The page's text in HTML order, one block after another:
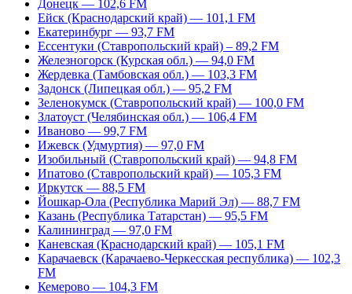
Донецк — 102,6 FM
Ейск (Краснодарский край) — 101,1 FM
Екатеринбург — 93,7 FM
Ессентуки (Ставропольский край) – 89,2 FM
Железногорск (Курская обл.) — 94,0 FM
Жердевка (Тамбовская обл.) — 103,3 FM
Задонск (Липецкая обл.) — 95,2 FM
Зеленокумск (Ставропольский край) — 100,0 FM
Златоуст (Челябинская обл.) — 106,4 FM
Иваново — 99,7 FM
Ижевск (Удмуртия) — 97,0 FM
Изобильный (Ставропольский край) — 94,8 FM
Ипатово (Ставропольский край) — 105,3 FM
Иркутск — 88,5 FM
Йошкар-Ола (Республика Марий Эл) — 88,7 FM
Казань (Республика Татарстан) — 95,5 FM
Калининград — 97,0 FM
Каневская (Краснодарский край) — 105,1 FM
Карачаевск (Карачаево-Черкесская республика) — 102,3
FM
Кемерово — 104,3 FM